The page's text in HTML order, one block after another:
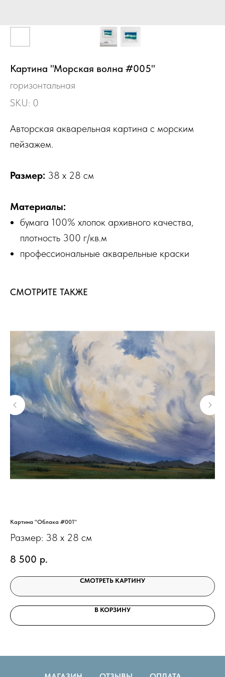
Картина "Морская волна #005"
горизонтальная
SKU: 0
Авторская акварельная картина с морским
пейзажем.
Размер: 38 х 28 см
Материалы:
бумага 100% хлопок архивного качества,
плотность 300 г/кв.м
профессиональные акварельные краски
СМОТРИТЕ ТАКЖЕ
Картина "Облака #001"
Размер: 38 х 28 см
8 500 р.
СМОТРЕТЬ КАРТИНУ
В КОРЗИНУ